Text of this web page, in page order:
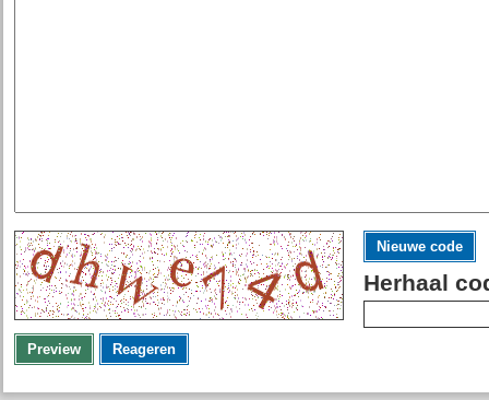
Nieuwe code
Herhaal
Preview Reageren